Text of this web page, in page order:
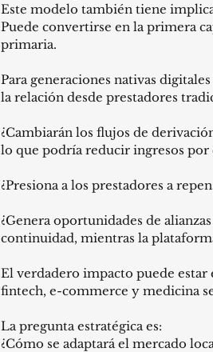
Este modelo también tiene
Puede convertirse en la primera
primaria.
Para generaciones nativas
la relación desde prestadores
¿Cambiarán los flujos de
lo que podría reducir ingresos por
¿Presiona a los prestadores a
¿Genera oportunidades de
continuidad, mientras la
El verdadero impacto puede estar
fintech, e-commerce y medicina
La pregunta estratégica es:
¿Cómo se adaptará el mercado